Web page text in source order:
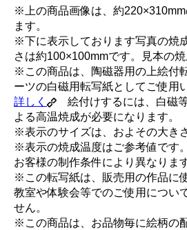
※上の商品画像は、約
ます。
※下に表示しております写真の焼
さは約100×100mmです。見本の焼
※この商品は、陶磁器用の上絵付
ーツの白磁用転写紙としてご使用
詳しく
絵付けするには、白磁
よる高温焼成が必要になります。
※表示のサイズは、およその大き
※表示の焼成温度はご参考値です
お客様の制作条件により異なります
※この転写紙は、販売用の作品に
教室や体験会等でのご使用につい
せん。
※この商品は、お品物毎に絵柄の